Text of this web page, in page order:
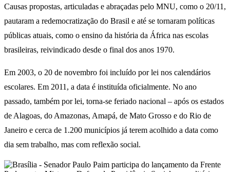
Causas propostas, articuladas e abraçadas pelo MNU, como o 20/11,
pautaram a redemocratização do Brasil e até se tornaram políticas
públicas atuais, como o ensino da história da África nas escolas
brasileiras, reivindicado desde o final dos anos 1970.
Em 2003, o 20 de novembro foi incluído por lei nos calendários
escolares. Em 2011, a data é instituída oficialmente. No ano
passado, também por lei, torna-se feriado nacional – após os estados
de Alagoas, do Amazonas, Amapá, de Mato Grosso e do Rio de
Janeiro e cerca de 1.200 municípios já terem acolhido a data como
dia sem trabalho, mas com reflexão social.